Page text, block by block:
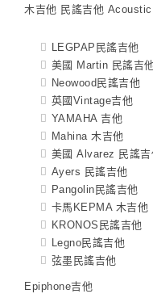
木吉他 民謠吉他 Acoustic
LEGPAP民謠吉他
美國 Martin 民謠吉他
Neowood民謠吉他
英國Vintage吉他
YAMAHA 吉他
Mahina 木吉他
美國 Alvarez 民謠吉
Ayers 民謠吉他
Pangolin民謠吉他
卡馬KEPMA 木吉他
KRONOS民謠吉他
Legno民謠吉他
弦墨民謠吉他
Epiphone吉他